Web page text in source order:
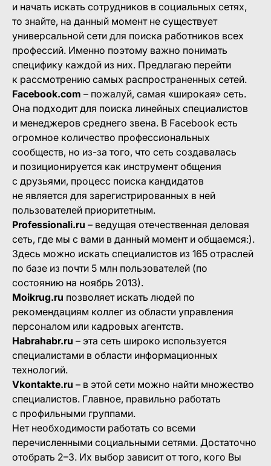
и начать искать сотрудников в социальных сетях,
то знайте, на данный момент не существует
универсальной сети для поиска работников всех
профессий. Именно поэтому важно понимать
специфику каждой из них. Предлагаю перейти
к рассмотрению самых распространенных сетей.
Facebook.com – пожалуй, самая «широкая» сеть.
Она подходит для поиска линейных специалистов
и менеджеров среднего звена. В Facebook есть
огромное количество профессиональных
сообществ, но из-за того, что сеть создавалась
и позиционируется как инструмент общения
с друзьями, процесс поиска кандидатов
не является для зарегистрированных в ней
пользователей приоритетным.
Professionali.ru – ведущая отечественная деловая
сеть, где мы с вами в данный момент и общаемся:).
Здесь можно искать специалистов из 165 отраслей
по базе из почти 5 млн пользователей (по
состоянию на ноябрь 2013).
Moikrug.ru позволяет искать людей по
рекомендациям коллег из области управления
персоналом или кадровых агентств.
Habrahabr.ru – эта сеть широко используется
специалистами в области информационных
технологий.
Vkontakte.ru – в этой сети можно найти множество
специалистов. Главное, правильно работать
с профильными группами.
Нет необходимости работать со всеми
перечисленными социальными сетями. Достаточно
отобрать 2–3. Их выбор зависит от того, кого Вы